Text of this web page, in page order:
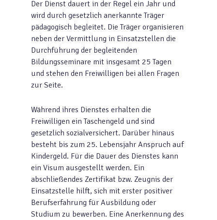
Der Dienst dauert in der Regel ein Jahr und
wird durch gesetzlich anerkannte Träger
pädagogisch begleitet. Die Träger organisieren
neben der Vermittlung in Einsatzstellen die
Durchführung der begleitenden
Bildungsseminare mit insgesamt 25 Tagen
und stehen den Freiwilligen bei allen Fragen
zur Seite.
Während ihres Dienstes erhalten die
Freiwilligen ein Taschengeld und sind
gesetzlich sozialversichert. Darüber hinaus
besteht bis zum 25. Lebensjahr Anspruch auf
Kindergeld. Für die Dauer des Dienstes kann
ein Visum ausgestellt werden. Ein
abschließendes Zertifikat bzw. Zeugnis der
Einsatzstelle hilft, sich mit erster positiver
Berufserfahrung für Ausbildung oder
Studium zu bewerben. Eine Anerkennung des